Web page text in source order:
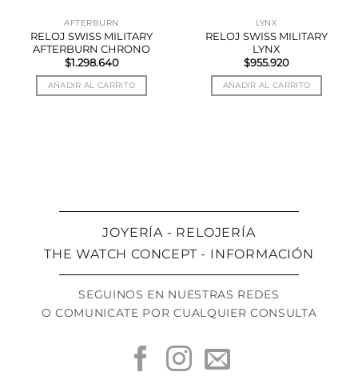
AFTERBURN
RELOJ SWISS MILITARY
AFTERBURN CHRONO
$1.298.640
AÑADIR AL CARRITO
LYNX
RELOJ SWISS MILITARY
LYNX
$955.920
AÑADIR AL CARRITO
JOYERÍA - RELOJERÍA
THE WATCH CONCEPT - INFORMACIÓN
SEGUINOS EN NUESTRAS REDES
O COMUNICATE POR CUALQUIER CONSULTA